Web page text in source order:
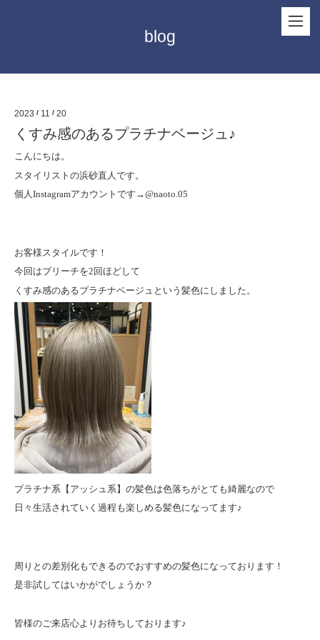
blog
2023 / 11 / 20
くすみ感のあるプラチナベージュ♪
こんにちは。
スタイリストの浜砂直人です。
個人Instagramアカウントです →@naoto.05
お客様スタイルです！
今回はブリーチを2 回ほどして
くすみ感のあるプラチナベージュという髪色にしました。
プラチナ系【アッシュ系】の髪色は色落ちがとても綺麗なので
日々生活されていく過程も楽しめる髪色になってます♪
周りとの差別化もできるのでおすすめの髪色になっております！
是非試してはいかがでしょうか？
皆様のご来店心よりお待ちしております♪